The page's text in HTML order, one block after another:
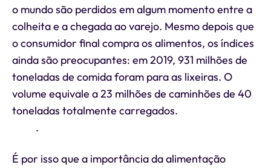
o mundo são perdidos em algum momento entre a
colheita e a chegada ao varejo. Mesmo depois que
o consumidor final compra os alimentos, os índices
ainda são preocupantes: em 2019, 931 milhões de
toneladas de comida foram para as lixeiras. O
volume equivale a 23 milhões de caminhões de 40
toneladas totalmente carregados.
.
É por isso que a importância da alimentação